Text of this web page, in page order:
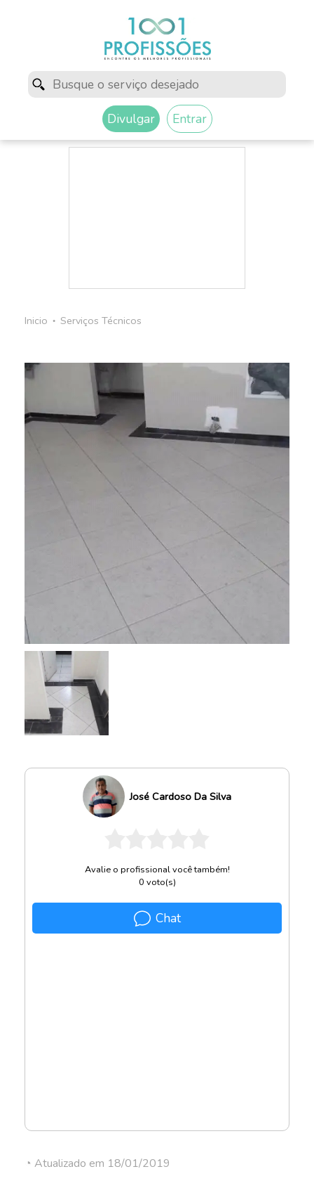
Divulgar Entrar
Inicio ● Serviços Técnicos
José Cardoso Da Silva
Avalie o profissional você também!
0 voto(s)
Chat
◔ Atualizado em 18/01/2019